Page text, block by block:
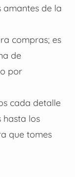
amantes de la
compras; es
de
por
cada detalle
hasta los
que tomes